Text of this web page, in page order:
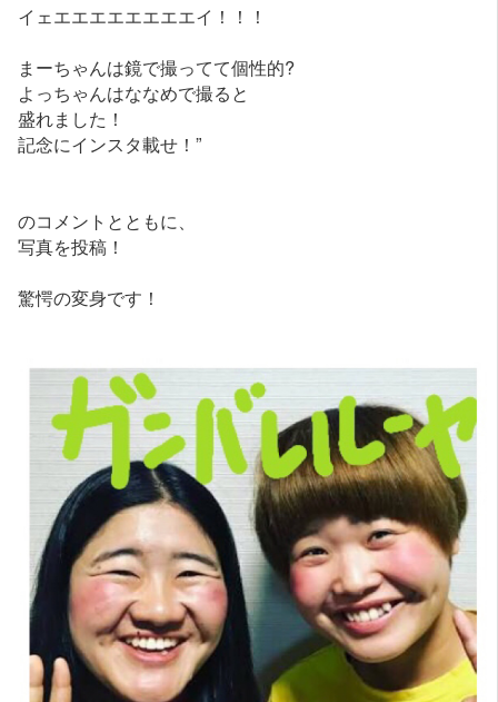
イェエエエエエエエエイ！！！
まーちゃんは鏡で撮ってて個性的?
よっちゃんはななめで撮ると
盛れました！
記念にインスタ載せ！”
のコメントとともに、
写真を投稿！
驚愕の変身です！